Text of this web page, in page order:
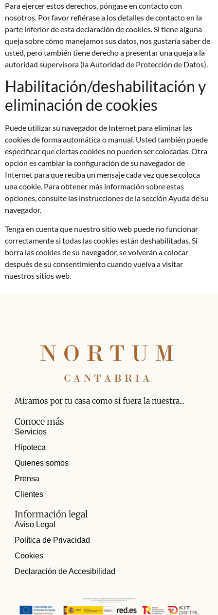
Para ejercer estos derechos, póngase en contacto con
nosotros. Por favor refiérase a los detalles de contacto en la
parte inferior de esta declaración de cookies. Si tiene alguna
queja sobre cómo manejamos sus datos, nos gustaría saber de
usted, pero también tiene derecho a presentar una queja a la
autoridad supervisora (la Autoridad de Protección de Datos).
Habilitación/deshabilitación y
eliminación de cookies
Puede utilizar su navegador de Internet para eliminar las
cookies de forma automática o manual. Usted también puede
especificar que ciertas cookies no pueden ser colocadas. Otra
opción es cambiar la configuración de su navegador de
Internet para que reciba un mensaje cada vez que se coloca
una cookie. Para obtener más información sobre estas
opciones, consulte las instrucciones de la sección Ayuda de su
navegador.
Tenga en cuenta que nuestro sitio web puede no funcionar
correctamente si todas las cookies están deshabilitadas. Si
borra las cookies de su navegador, se volverán a colocar
después de su consentimiento cuando vuelva a visitar
nuestros sitios web.
Miramos por tu casa como si fuera la nuestra...
Conoce más
Servicios
Hipoteca
Quienes somos
Prensa
Clientes
Información legal
Aviso Legal
Política de Privacidad
Cookies
Declaración de Accesibilidad